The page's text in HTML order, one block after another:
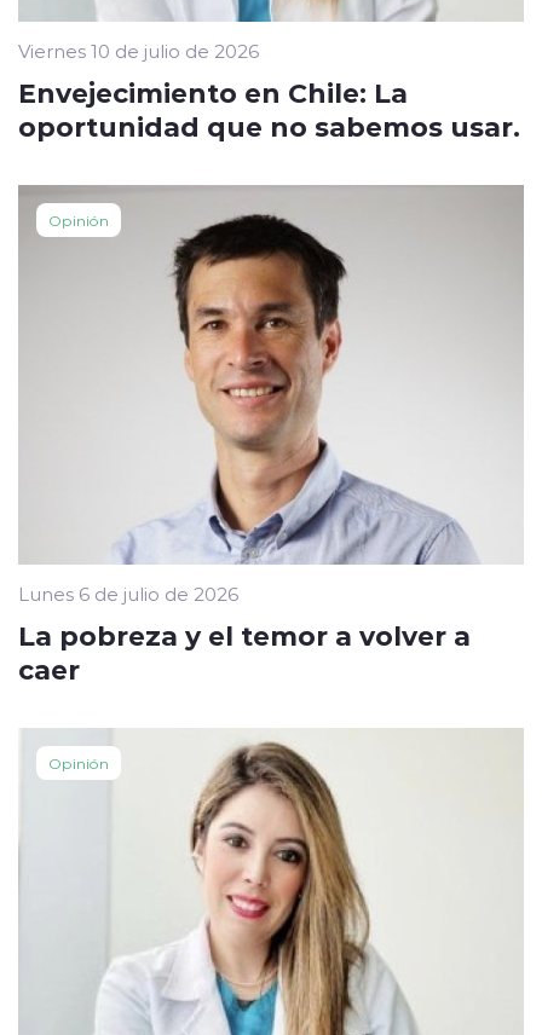
Viernes 10 de julio de 2026
Envejecimiento en Chile: La
oportunidad que no sabemos usar.
Opinión
Lunes 6 de julio de 2026
La pobreza y el temor a volver a
caer
Opinión